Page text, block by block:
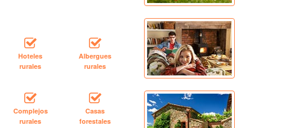
Hoteles
rurales
Albergues
rurales
Complejos
rurales
Casas
forestales